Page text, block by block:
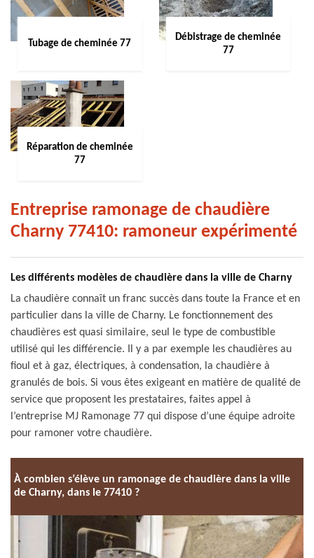
Tubage de cheminée 77
Débistrage de cheminée
77
Réparation de cheminée
77
Entreprise ramonage de chaudière
Charny 77410: ramoneur expérimenté
Les différents modèles de chaudière dans la ville de Charny
La chaudière connaît un franc succès dans toute la France et en
particulier dans la ville de Charny. Le fonctionnement des
chaudières est quasi similaire, seul le type de combustible
utilisé qui les différencie. Il y a par exemple les chaudières au
fioul et à gaz, électriques, à condensation, la chaudière à
granulés de bois. Si vous êtes exigeant en matière de qualité de
service que proposent les prestataires, faites appel à
l’entreprise MJ Ramonage 77 qui dispose d’une équipe adroite
pour ramoner votre chaudière.
À combien s’élève un ramonage de chaudière dans la ville
de Charny, dans le 77410 ?